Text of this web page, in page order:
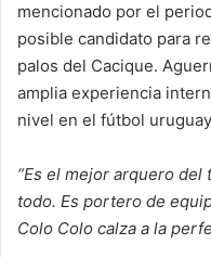
mencionado por el
posible candidato para
palos del Cacique.
amplia experiencia
nivel en el fútbol
“Es el mejor arquero
todo. Es portero de
Colo Colo calza a la